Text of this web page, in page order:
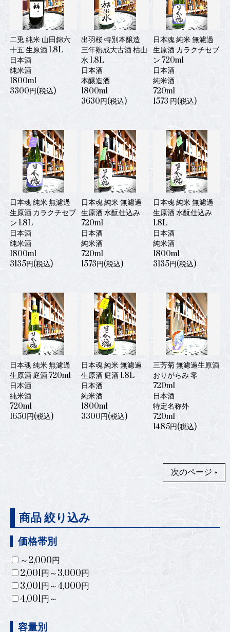
二兎 純米 山田錦六
十五 生原酒 1.8L
日本酒
純米酒
1800ml
3300円(税込)
出羽桜 特別本醸造
三年熟成大古酒 枯山
水 1.8L
日本酒
本醸造酒
1800ml
3630円(税込)
日本魂 純米 無濾過
生原酒 カラクチセブ
ン 720ml
日本酒
純米酒
720ml
1573 円(税込)
日本魂 純米 無濾過
生原酒 カラクチセブ
ン 1.8L
日本酒
純米酒
1800ml
3135円(税込)
日本魂 純米 無濾過
生原酒 水酛仕込み
720ml
日本酒
純米酒
720ml
1573円(税込)
日本魂 純米 無濾過
生原酒 水酛仕込み
1.8L
日本酒
純米酒
1800ml
3135円(税込)
日本魂 純米 無濾過
生原酒 庭酒 720ml
日本酒
純米酒
720ml
1650円(税込)
日本魂 純米 無濾過
生原酒 庭酒 1.8L
日本酒
純米酒
1800ml
3300円(税込)
三芳菊 無濾過生原酒
おりがらみ 零
720ml
日本酒
特定名称外
720ml
1485円(税込)
次のページ »
商品 絞り込み
価格帯別
～2,000円
2,001円～3,000円
3,001円～4,000円
4,001円～
容量別